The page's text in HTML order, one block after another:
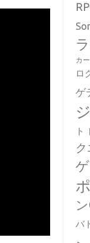
カ
ロ
ゲ
ト
バ